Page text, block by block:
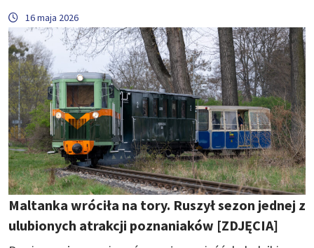
16 maja 2026
Maltanka wróciła na tory. Ruszył sezon jednej z
ulubionych atrakcji poznaniaków [ZDJĘCIA]